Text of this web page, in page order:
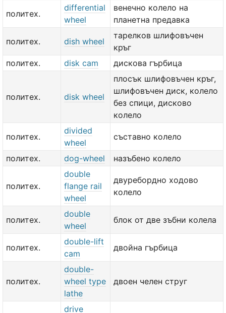
политех.
differential
wheel
венечно колело на
планетна предавка
политех. dish wheel
тарелков шлифовъчен
кръг
политех.
disk cam дискова гърбица
политех. disk wheel
плосък шлифовъчен кръг,
шлифовъчен диск, колело
без спици, дисково
колело
политех.
divided
wheel
съставно колело
политех. dog-wheel назъбено колело
политех.
double
flange rail
wheel
двуребордно ходово
колело
политех.
double
wheel
блок от две зъбни колела
политех.
double-lift
cam
двойна гърбица
политех.
double-
wheel type
lathe
двоен челен струг
drive